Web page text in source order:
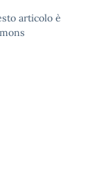
articolo è